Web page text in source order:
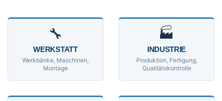
🔧
WERKSTATT
Werkbänke, Maschinen,
Montage
🏭
INDUSTRIE
Produktion, Fertigung,
Qualitätskontrolle